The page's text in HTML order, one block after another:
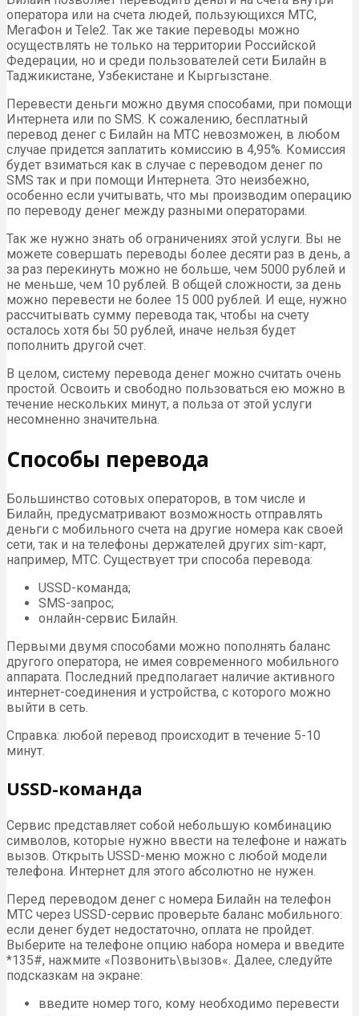
оператора или на счета людей, пользующихся МТС,
МегаФон и Tele2. Так же такие переводы можно
осуществлять не только на территории Российской
Федерации, но и среди пользователей сети Билайн в
Таджикистане, Узбекистане и Кыргызстане.
Перевести деньги можно двумя способами, при помощи
Интернета или по SMS. К сожалению, бесплатный
перевод денег с Билайн на МТС невозможен, в любом
случае придется заплатить комиссию в 4,95%. Комиссия
будет взиматься как в случае с переводом денег по
SMS так и при помощи Интернета. Это неизбежно,
особенно если учитывать, что мы производим операцию
по переводу денег между разными операторами.
Так же нужно знать об ограничениях этой услуги. Вы не
можете совершать переводы более десяти раз в день, а
за раз перекинуть можно не больше, чем 5000 рублей и
не меньше, чем 10 рублей. В общей сложности, за день
можно перевести не более 15 000 рублей. И еще, нужно
рассчитывать сумму перевода так, чтобы на счету
осталось хотя бы 50 рублей, иначе нельзя будет
пополнить другой счет.
В целом, систему перевода денег можно считать очень
простой. Освоить и свободно пользоваться ею можно в
течение нескольких минут, а польза от этой услуги
несомненно значительна.
Способы перевода
Большинство сотовых операторов, в том числе и
Билайн, предусматривают возможность отправлять
деньги с мобильного счета на другие номера как своей
сети, так и на телефоны держателей других sim-карт,
например, МТС. Существует три способа перевода:
USSD-команда;
SMS-запрос;
онлайн-сервис Билайн.
Первыми двумя способами можно пополнять баланс
другого оператора, не имея современного мобильного
аппарата. Последний предполагает наличие активного
интернет-соединения и устройства, с которого можно
выйти в сеть.
Справка: любой перевод происходит в течение 5-10
минут.
USSD-команда
Сервис представляет собой небольшую комбинацию
символов, которые нужно ввести на телефоне и нажать
вызов. Открыть USSD-меню можно с любой модели
телефона. Интернет для этого абсолютно не нужен.
Перед переводом денег с номера Билайн на телефон
МТС через USSD-сервис проверьте баланс мобильного:
если денег будет недостаточно, оплата не пройдет.
Выберите на телефоне опцию набора номера и введите
*135#, нажмите «Позвонить\вызов«. Далее, следуйте
подсказкам на экране:
введите номер того, кому необходимо перевести